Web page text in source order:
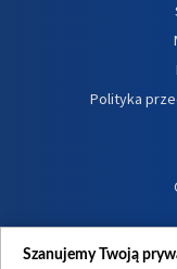
Polityka
Szanujemy Twoją